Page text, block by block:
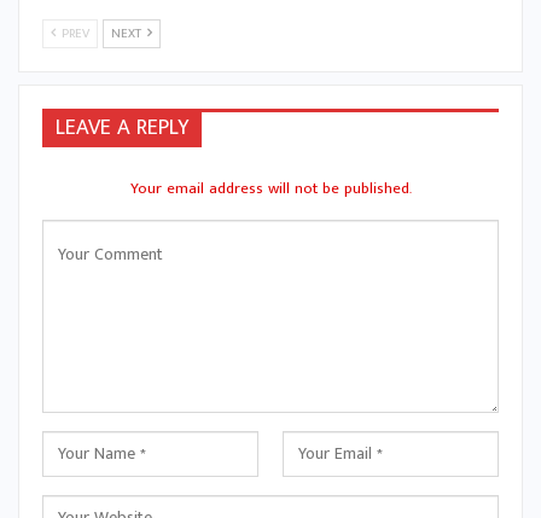
PREV NEXT
LEAVE A REPLY
Your email address will not be published.